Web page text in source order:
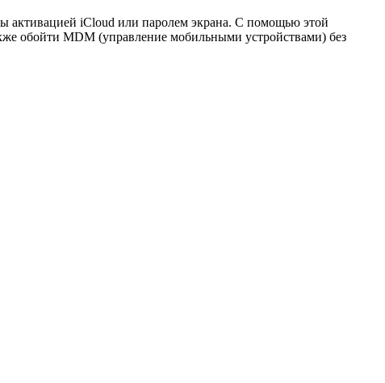
активацией iCloud или паролем экрана. С помощью этой
обойти MDM (управление мобильными устройствами) без